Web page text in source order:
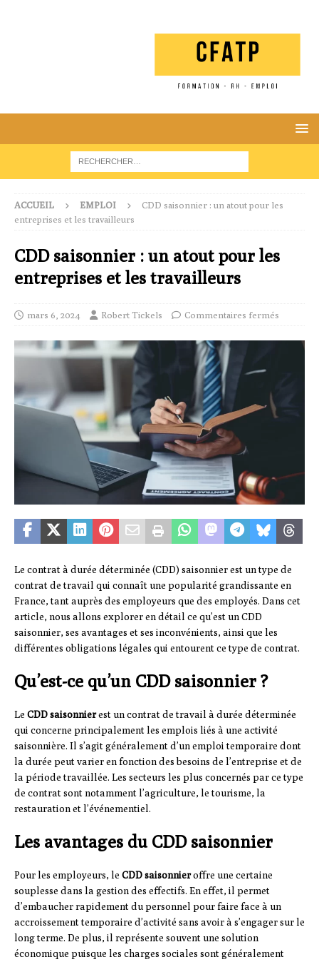
ACCUEIL EMPLOI
CDD saisonnier : un atout pour les
entreprises et les travailleurs
CDD saisonnier : un atout pour les
entreprises et les travailleurs
mars 6, 2024 Robert Tickels Commentaires fermés
Le contrat à durée déterminée (CDD) saisonnier est un type de
contrat de travail qui connaît une popularité grandissante en
France, tant auprès des employeurs que des employés. Dans cet
article, nous allons explorer en détail ce qu’est un CDD
saisonnier, ses avantages et ses inconvénients, ainsi que les
différentes obligations légales qui entourent ce type de contrat.
Qu’est-ce qu’un CDD saisonnier ?
Le CDD saisonnierest un contrat de travail à durée déterminée
qui concerne principalement les emplois liés à une activité
saisonnière. Il s’agit généralement d’un emploi temporaire dont
la durée peut varier en fonction des besoins de l’entreprise et de
la période travaillée. Les secteurs les plus concernés par ce type
de contrat sont notamment l’agriculture, le tourisme, la
restauration et l’événementiel.
Les avantages du CDD saisonnier
Pour les employeurs, le CDD saisonnieroffre une certaine
souplesse dans la gestion des effectifs. En effet, il permet
d’embaucher rapidement du personnel pour faire face à un
accroissement temporaire d’activité sans avoir à s’engager sur le
long terme. De plus, il représente souvent une solution
économique puisque les charges sociales sont généralement